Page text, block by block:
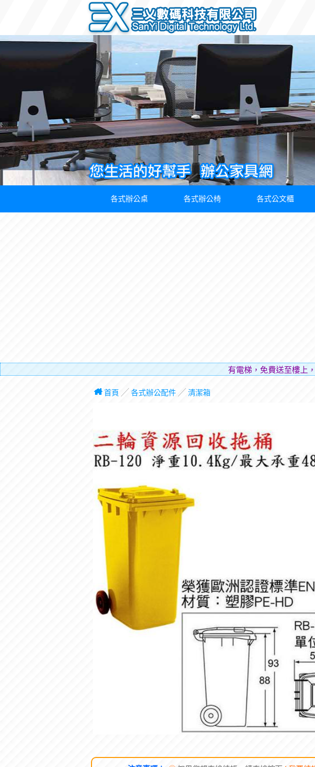
各式辦公桌 各式辦公椅 各式公文櫃
有電梯，免費送至樓上，無電梯
首頁 ╱ 各式辦公配件╱ 清潔箱